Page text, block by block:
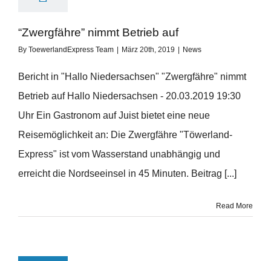
“Zwergfähre” nimmt Betrieb auf
By ToewerlandExpress Team März 20th, 2019 News
Bericht in "Hallo Niedersachsen" "Zwergfähre" nimmt
Betrieb auf Hallo Niedersachsen - 20.03.2019 19:30
Uhr Ein Gastronom auf Juist bietet eine neue
Reisemöglichkeit an: Die Zwergfähre "Töwerland-
Express" ist vom Wasserstand unabhängig und
erreicht die Nordseeinsel in 45 Minuten. Beitrag [...]
Read More